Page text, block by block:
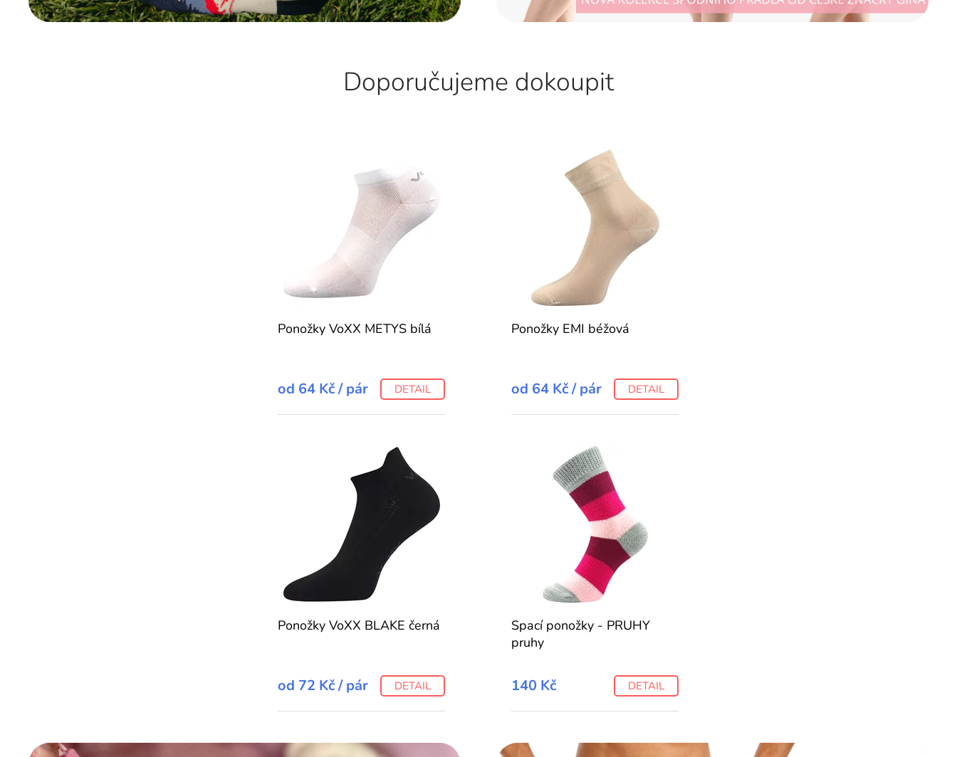
Doporučujeme dokoupit
Ponožky VoXX METYS bílá
od 64 Kč / pár DETAIL
Ponožky EMI béžová
od 64 Kč / pár DETAIL
Ponožky VoXX BLAKE černá
od 72 Kč / pár DETAIL
Spací ponožky - PRUHY
pruhy
140 Kč DETAIL